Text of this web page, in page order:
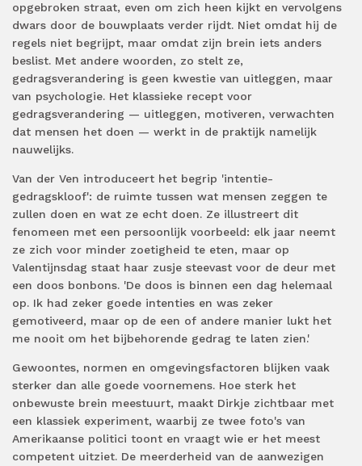
opgebroken straat, even om zich heen kijkt en vervolgens
dwars door de bouwplaats verder rijdt. Niet omdat hij de
regels niet begrijpt, maar omdat zijn brein iets anders
beslist. Met andere woorden, zo stelt ze,
gedragsverandering is geen kwestie van uitleggen, maar
van psychologie. Het klassieke recept voor
gedragsverandering — uitleggen, motiveren, verwachten
dat mensen het doen — werkt in de praktijk namelijk
nauwelijks.
Van der Ven introduceert het begrip 'intentie-
gedragskloof': de ruimte tussen wat mensen zeggen te
zullen doen en wat ze echt doen. Ze illustreert dit
fenomeen met een persoonlijk voorbeeld: elk jaar neemt
ze zich voor minder zoetigheid te eten, maar op
Valentijnsdag staat haar zusje steevast voor de deur met
een doos bonbons. 'De doos is binnen een dag helemaal
op. Ik had zeker goede intenties en was zeker
gemotiveerd, maar op de een of andere manier lukt het
me nooit om het bijbehorende gedrag te laten zien.'
Gewoontes, normen en omgevingsfactoren blijken vaak
sterker dan alle goede voornemens. Hoe sterk het
onbewuste brein meestuurt, maakt Dirkje zichtbaar met
een klassiek experiment, waarbij ze twee foto's van
Amerikaanse politici toont en vraagt wie er het meest
competent uitziet. De meerderheid van de aanwezigen